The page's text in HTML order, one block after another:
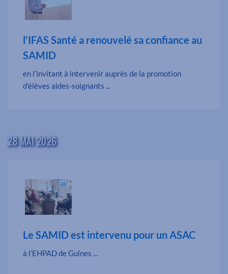
l’IFAS Santé a renouvelé sa confiance au
SAMID
en l’invitant à intervenir auprès de la promotion
d’élèves aides-soignants ...
28 MAI 2026
Le SAMID est intervenu pour un ASAC
à l’EHPAD de Guînes ...